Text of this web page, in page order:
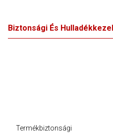
Biztonsági És
Termékbiztonsági